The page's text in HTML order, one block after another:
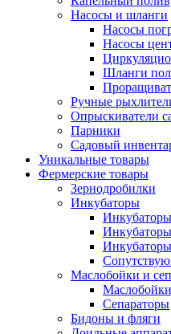
Насосы и шланги
Насосы
Насосы
Шланги
Ручные
Опрыскиватели
Парники
Садовый
Уникальные товары
Фермерские товары
Зернодробилки
Инкубаторы
Маслобойки и
Маслобойки
Сепараторы
Бидоны и фляги